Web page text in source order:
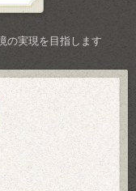
の実現を目指します